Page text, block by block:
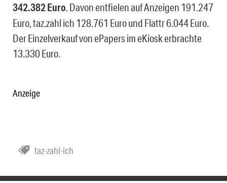
342.382 Euro . Davon entfielen auf Anzeigen 191.247
Euro, taz.zahl ich 128.761 Euro und Flattr 6.044 Euro.
Der Einzelverkauf von ePapers im eKiosk erbrachte
13.330 Euro.
Anzeige
taz-zahl-ich